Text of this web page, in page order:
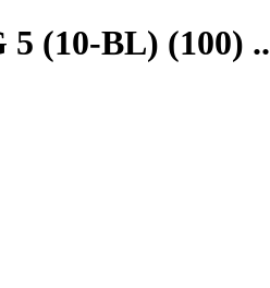
(10-BL) (100) ..